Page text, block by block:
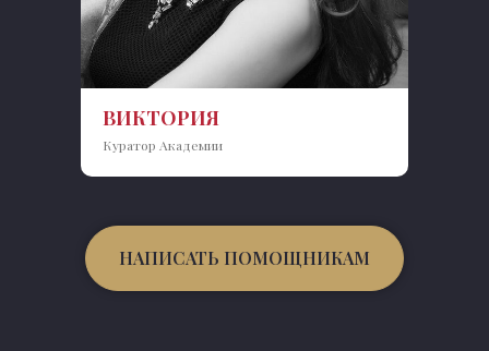
ВИКТОРИЯ
Куратор Академии
НАПИСАТЬ ПОМОЩНИКАМ